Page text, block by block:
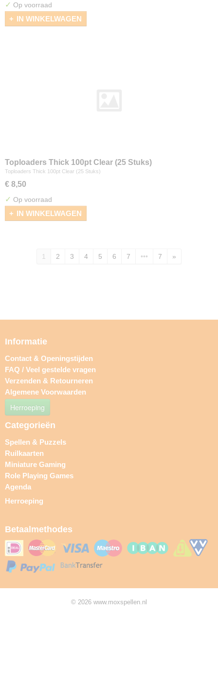
✓ Op voorraad
IN WINKELWAGEN
Toploaders Thick 100pt Clear (25 Stuks)
Toploaders Thick 100pt Clear (25 Stuks)
€ 8,50
✓ Op voorraad
IN WINKELWAGEN
1 2 3 4 5 6 7 ••• 7 »
Informatie
Contact & Openingstijden
FAQ / Veel gestelde vragen
Verzenden & Retourneren
Algemene Voorwaarden
Herroeping
Categorieën
Spellen & Puzzels
Ruilkaarten
Miniature Gaming
Role Playing Games
Agenda
Herroeping
Betaalmethodes
© 2026 www.moxspellen.nl